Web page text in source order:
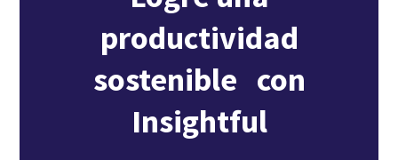
productividad
sostenible con
Insightful